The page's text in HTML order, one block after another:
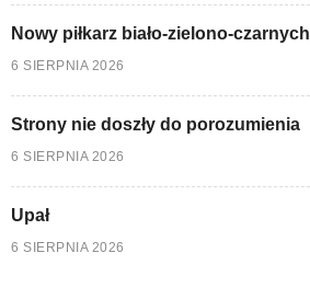
Nowy piłkarz biało-zielono-czarnych
6 SIERPNIA 2026
Strony nie doszły do porozumienia
6 SIERPNIA 2026
Upał
6 SIERPNIA 2026